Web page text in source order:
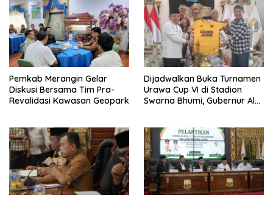
Pemkab Merangin Gelar
Diskusi Bersama Tim Pra-
Revalidasi Kawasan Geopark
Dijadwalkan Buka Turnamen
Urawa Cup VI di Stadion
Swarna Bhumi, Gubernur Al